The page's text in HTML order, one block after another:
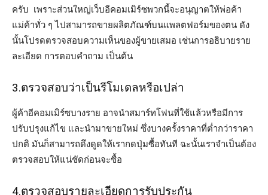
ครับ เพราะส่วนใหญ่เว็บอีคอมเมิร์ซพวกนี้จะอนุญาตให้พ่อค้า
แม่ค้าทั่ว ๆ ไปสามารถขายผลิตภัณฑ์บนแพลตฟอร์มของตน ดัง
นั้นโปรดตรวจสอบความเห็นของผู้ขายเสมอ เช่นการอธิบายราย
ละเอียด การตอบคำถาม เป็นต้น
3.ตรวจสอบว่าเป็นรีโมเดลหรือเปล่า
ผู้ค้าอีคอมเมิร์ซบางราย อาจนำสมาร์ทโฟนที่ใช้แล้วหรือมีการ
ปรับปรุงแก้ไข และนำมาขายใหม่ ซึ่งบางครั้งราคาที่ต่ำกว่าราคา
ปกติ มันก็สามารถดึงดูดให้เรากดปุ่มซื้อทันที ฉะนั้นเราจำเป็นต้อง
ตรวจสอบให้แน่ชัดก่อนจะซื้อ
4.ตรวจสอบรายละเอียดการรับประกัน